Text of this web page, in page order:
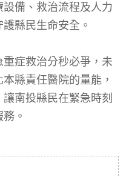
備、救治流程及人力
縣民生命安全。
症救治分秒必爭，未
縣責任醫院的量能，
南投縣民在緊急時刻
。